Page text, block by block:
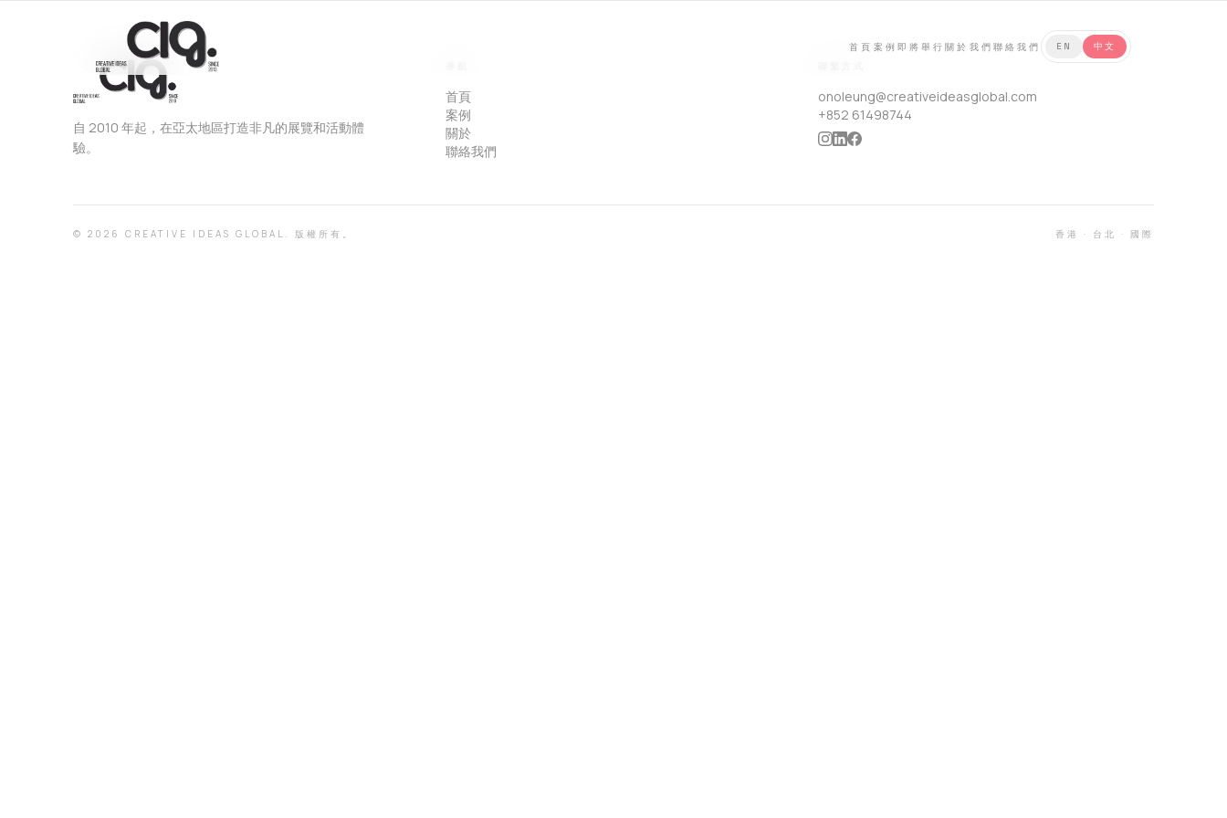
首頁 案例 即將舉行關於我們 聯絡我們 EN 中文
自 2010 年起，在亞太地區打造非凡的展覽和活動體
驗。
首頁
案例
關於
聯絡我們
onoleung@creativeideasglobal.com
+852 61498744
© 2026 CREATIVE IDEAS GLOBAL. 版權所有。 香港 · 台北 · 國際